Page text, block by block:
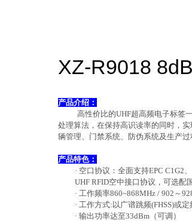
XZ-R9018
产品介绍：
高性价比的UHF超高频电子标签
处理算法，在保持高识读率的同时，
辆管理、 门禁系统、防伪系统及生产
产品特色：
· 空口协议：全面支持EPC C1G2
UHF RFID空中接口协议，可选配
· 工作频率860~868MHz / 902～
· 工作方式:以广谱跳频(FHSS)或
· 输出功率达至33dBm（可调）